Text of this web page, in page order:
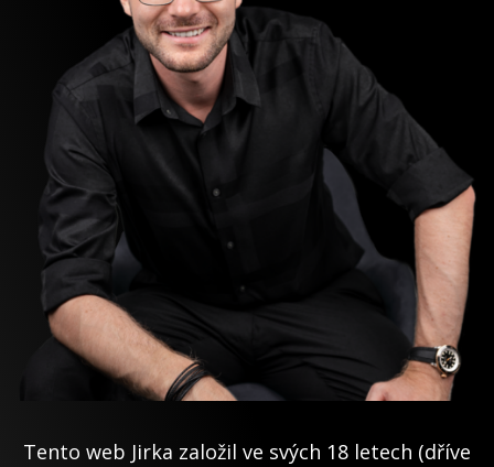
Tento web Jirka založil ve svých 18 letech (dříve